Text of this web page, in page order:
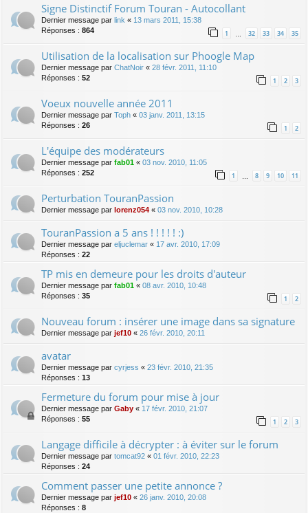
Signe Distinctif Forum Touran - Autocollant
Dernier message par link « 13 mars 2011, 15:38
Réponses : 864 1 32 33 34 35
Utilisation de la localisation sur Phoogle Map
Dernier message par ChatNoir « 28 févr. 2011, 11:10
Réponses : 52 1 2 3
Voeux nouvelle année 2011
Dernier message par Toph « 03 janv. 2011, 13:15
Réponses : 26 1 2
L'équipe des modérateurs
Dernier message par fab01 « 03 nov. 2010, 11:05
Réponses : 252 1 … 8 9 10 11
Perturbation TouranPassion
Dernier message par lorenz054 « 03 nov. 2010, 10:28
TouranPassion a 5 ans ! ! ! ! ! :)
Dernier message par eljuclemar « 17 avr. 2010, 17:09
Réponses : 22
TP mis en demeure pour les droits d'auteur
Dernier message par fab01 « 08 avr. 2010, 10:48
Réponses : 35 1 2
Nouveau forum : insérer une image dans sa signature
Dernier message par jef10 « 26 févr. 2010, 20:11
avatar
Dernier message par cyrjess « 23 févr. 2010, 21:35
Réponses : 13
Fermeture du forum pour mise à jour
Dernier message par Gaby « 17 févr. 2010, 21:07
Réponses : 55 1 2 3
Langage difficile à décrypter : à éviter sur le forum
Dernier message par tomcat92 « 01 févr. 2010, 22:23
Réponses : 24
Comment passer une petite annonce ?
Dernier message par jef10 « 26 janv. 2010, 20:08
Réponses : 8